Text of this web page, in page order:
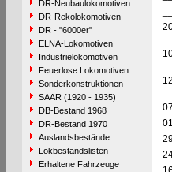
DR-Neubaulokomotiven
DR-Rekolokomotiven
DR - "6000er"
ELNA-Lokomotiven
Industrielokomotiven
Feuerlose Lokomotiven
Sonderkonstruktionen
SAAR (1920 - 1935)
DB-Bestand 1968
DR-Bestand 1970
Auslandsbestände
Lokbestandslisten
Erhaltene Fahrzeuge